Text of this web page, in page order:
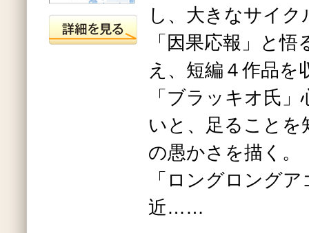
し、大きなサイ
「因果応報」と
え、短編４作品を
「ブラッキオ氏
いと、足ることを
の愚かさを描く。
「ロングロング
近……